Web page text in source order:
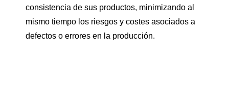
consistencia de sus productos, minimizando al
mismo tiempo los riesgos y costes asociados a
defectos o errores en la producción.